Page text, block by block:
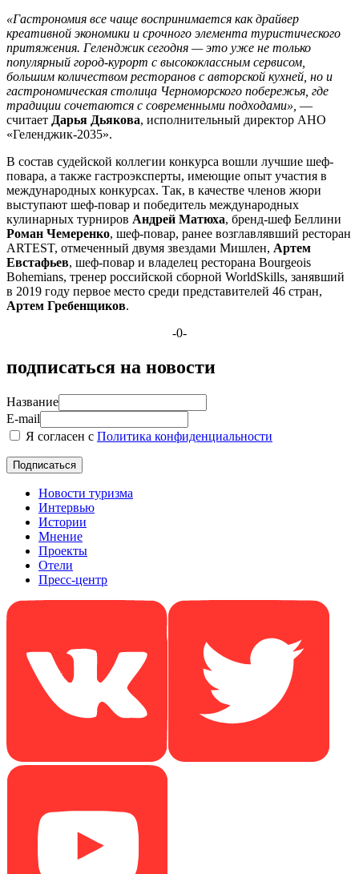
«Гастрономия все чаще воспринимается как драйвер
креативной экономики и срочного элемента туристического
притяжения. Геленджик сегодня — это уже не только
популярный город-курорт с высококлассным сервисом,
большим количеством ресторанов с авторской кухней, но и
гастрономическая столица Черноморского побережья, где
традиции сочетаются с современными подходами», —
считает Дарья Дьякова, исполнительный директор АНО
«Геленджик-2035».
В состав судейской коллегии конкурса вошли лучшие шеф-
повара, а также гастроэксперты, имеющие опыт участия в
международных конкурсах. Так, в качестве членов жюри
выступают шеф-повар и победитель международных
кулинарных турниров Андрей Матюха, бренд-шеф Беллини
Роман Чемеренко, шеф-повар, ранее возглавлявший ресторан
ARTEST, отмеченный двумя звездами Мишлен, Артем
Евстафьев, шеф-повар и владелец ресторана Bourgeois
Bohemians, тренер российской сборной WorldSkills, занявший
в 2019 году первое место среди представителей 46 стран,
Артем Гребенщиков.
-0-
подписаться на новости
Название
E-mail
Я согласен с Политика конфиденциальности
Новости туризма
Интервью
Истории
Мнение
Проекты
Отели
Пресс-центр